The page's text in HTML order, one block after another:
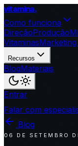
vitamina.
Como funciona
DireçãoProdução
VitaminasMarketing
Recursos
BlogMateriais
Entrar
Falar com
Blog
06 DE SETEMBRO